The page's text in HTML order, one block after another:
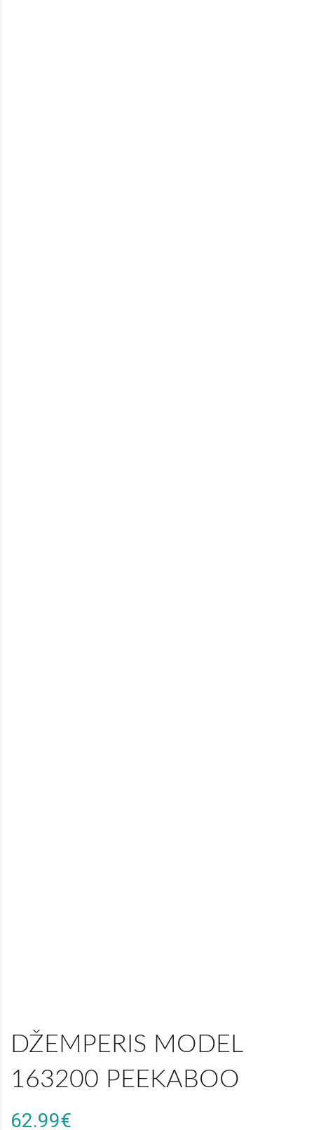
DŽEMPERIS MODEL
163200 PEEKABOO
62.99€